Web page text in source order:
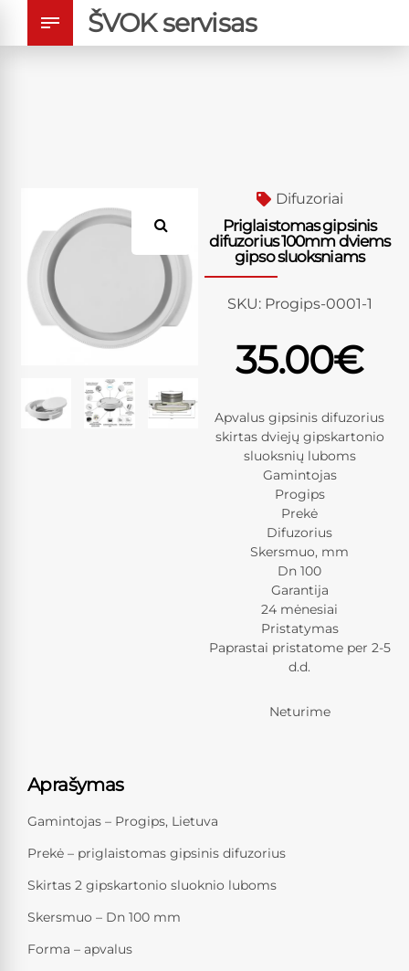
ŠVOK servisas
Difuzoriai
Priglaistomas gipsinis
difuzorius 100mm dviems
gipso sluoksniams
SKU: Progips-0001-1
35.00€
Apvalus gipsinis difuzorius
skirtas dviejų gipskartonio
sluoksnių luboms
Gamintojas
Progips
Prekė
Difuzorius
Skersmuo, mm
Dn 100
Garantija
24 mėnesiai
Pristatymas
Paprastai pristatome per 2-5
d.d.
Neturime
Aprašymas
Gamintojas – Progips, Lietuva
Prekė – priglaistomas gipsinis difuzorius
Skirtas 2 gipskartonio sluoknio luboms
Skersmuo – Dn 100 mm
Forma – apvalus